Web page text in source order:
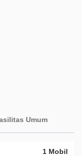
Umum
1 Mobil